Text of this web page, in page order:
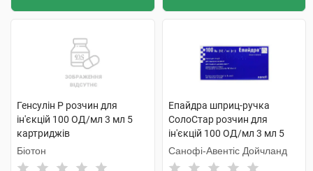
Генсулін Р розчин для
ін'єкцій 100 ОД/мл 3 мл 5
картриджів
Біотон
Епайдра шприц-ручка
СолоСтар розчин для
ін'єкцій 100 ОД/мл 3 мл 5
шприц
Санофі-Авентіс Дойчланд